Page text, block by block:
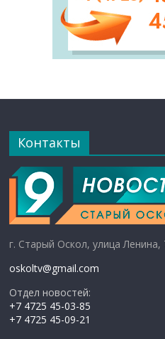
Контакты
г. Старый Оскол, улица Ленина,
oskoltv@gmail.com
Отдел новостей:
+7 4725 45-03-85
+7 4725 45-09-21